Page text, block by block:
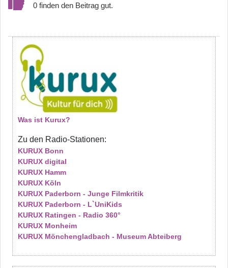
0
Was ist Kurux?
Zu den Radio-Stationen:
KURUX Bonn
KURUX digital
KURUX Hamm
KURUX Köln
KURUX Paderborn - Junge Filmkritik
KURUX Paderborn - L`UniKids
KURUX Ratingen - Radio 360°
KURUX Monheim
KURUX Mönchengladbach - Museum Abteiberg